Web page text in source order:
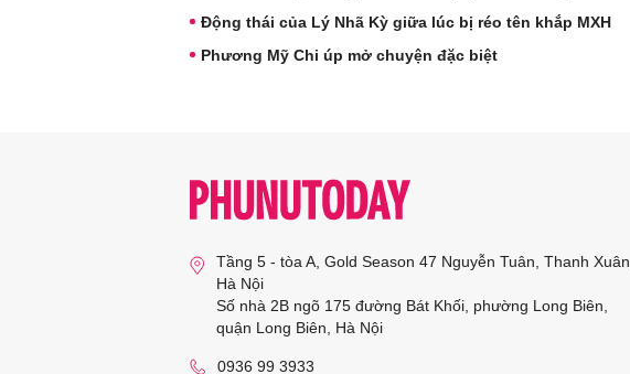
Động thái của Lý Nhã Kỳ giữa lúc bị réo tên khắp MXH
Phương Mỹ Chi úp mở chuyện đặc biệt
Tầng 5 - tòa A, Gold Season 47 Nguyễn Tuân, Thanh Xuân,
Hà Nội
Số nhà 2B ngõ 175 đường Bát Khối, phường Long Biên,
quận Long Biên, Hà Nội
0936 99 3933